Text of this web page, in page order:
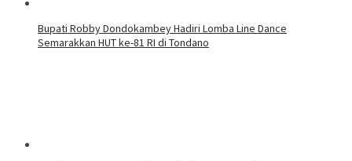
Bupati Robby Dondokambey Hadiri Lomba Line Dance
Semarakkan HUT ke-81 RI di Tondano